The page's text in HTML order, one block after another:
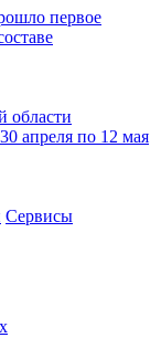
первое
области
апреля по 12 мая
Сервисы